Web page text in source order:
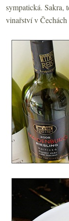
sympatická. Sakra,
vinařství v